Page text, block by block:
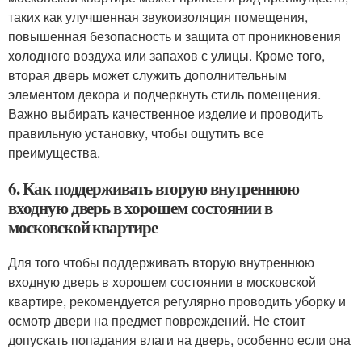
таких как улучшенная звукоизоляция помещения,
повышенная безопасность и защита от проникновения
холодного воздуха или запахов с улицы. Кроме того,
вторая дверь может служить дополнительным
элементом декора и подчеркнуть стиль помещения.
Важно выбирать качественное изделие и проводить
правильную установку, чтобы ощутить все
преимущества.
6. Как поддерживать вторую внутреннюю
входную дверь в хорошем состоянии в
московской квартире
Для того чтобы поддерживать вторую внутреннюю
входную дверь в хорошем состоянии в московской
квартире, рекомендуется регулярно проводить уборку и
осмотр двери на предмет повреждений. Не стоит
допускать попадания влаги на дверь, особенно если она